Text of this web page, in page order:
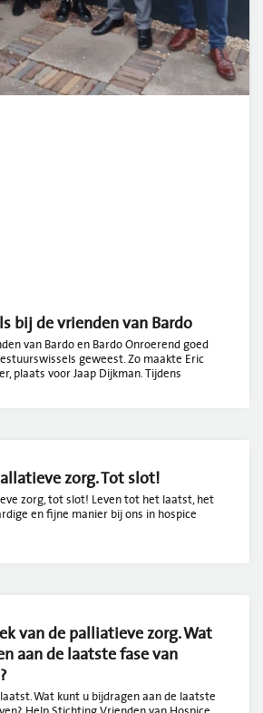
bij de vrienden van Bardo
van Bardo en Bardo Onroerend goed
geweest. Zo maakte Eric
plaats voor Jaap Dijkman. Tijdens
zorg. Tot slot!
zorg, tot slot! Leven tot het laatst, het
en fijne manier bij ons in hospice
van de palliatieve zorg. Wat
aan de laatste fase van
Wat kunt u bijdragen aan de laatste